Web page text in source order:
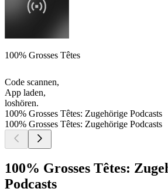
100% Grosses Têtes
Code scannen,
App laden,
loshören.
100% Grosses Têtes: Zugehörige Podcasts
100% Grosses Têtes: Zugehörige Podcasts
100% Grosses Têtes:
Podcasts